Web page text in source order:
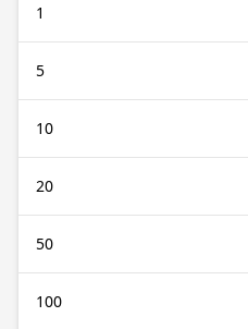
1
5
10
20
50
100